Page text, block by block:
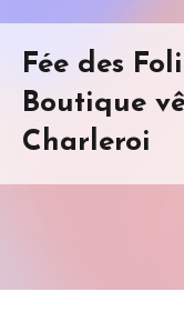
Fée des
Boutique
Charleroi